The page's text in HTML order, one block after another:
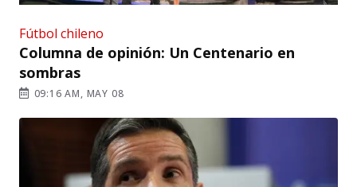
Fútbol chileno
Columna de opinión: Un Centenario en
sombras
09:16 AM, MAY 08